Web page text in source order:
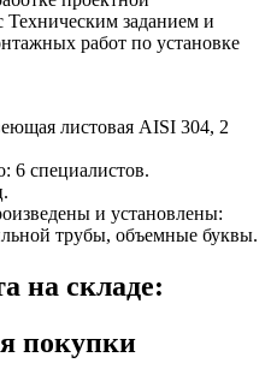
Техническим заданием и
работ по установке
листовая AISI 304, 2
6 специалистов.
и установлены:
трубы, объемные буквы.
на складе:
покупки